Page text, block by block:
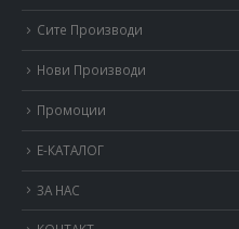
Сите Производи
Нови Производи
Промоции
Е-КАТАЛОГ
ЗА НАС